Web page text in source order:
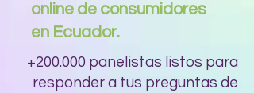
online de consumidores
en Ecuador.
+200.000 panelistas listos para
responder a tus preguntas de